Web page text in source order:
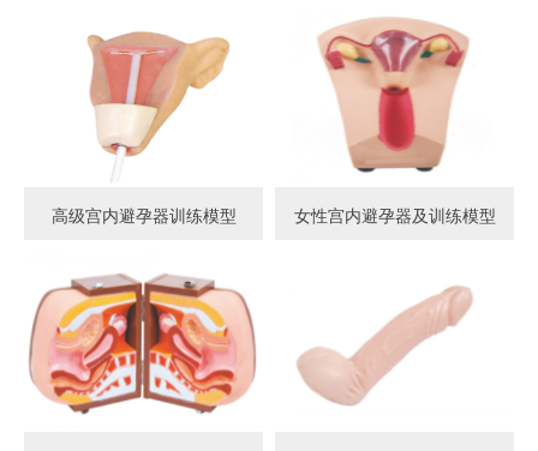
高级宫内避孕器训练模型 女性宫内避孕器及训练模型